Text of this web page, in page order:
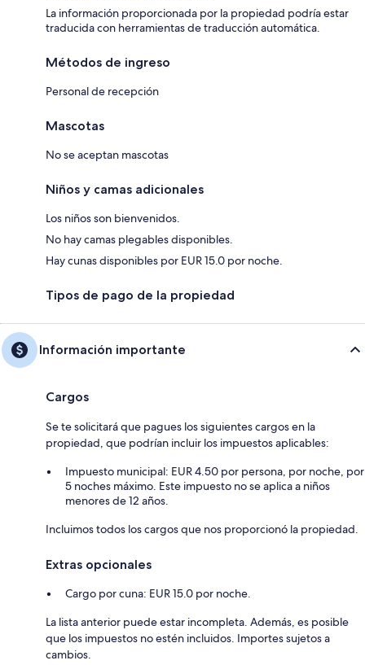
La información proporcionada por la propiedad podría estar
traducida con herramientas de traducción automática.
Métodos de ingreso
Personal de recepción
Mascotas
No se aceptan mascotas
Niños y camas adicionales
Los niños son bienvenidos.
No hay camas plegables disponibles.
Hay cunas disponibles por EUR 15.0 por noche.
Tipos de pago de la propiedad
Información importante
Cargos
Se te solicitará que pagues los siguientes cargos en la
propiedad, que podrían incluir los impuestos aplicables:
Impuesto municipal: EUR 4.50 por persona, por noche, por
5 noches máximo. Este impuesto no se aplica a niños
menores de 12 años.
Incluimos todos los cargos que nos proporcionó la propiedad.
Extras opcionales
Cargo por cuna: EUR 15.0 por noche.
La lista anterior puede estar incompleta. Además, es posible
que los impuestos no estén incluidos. Importes sujetos a
cambios.